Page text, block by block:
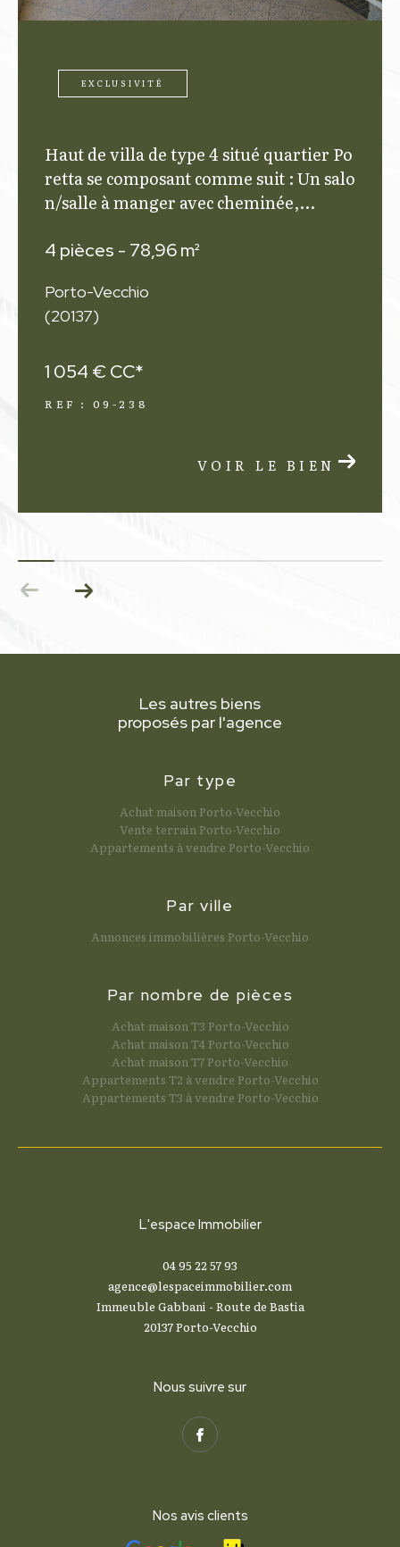
EXCLUSIVITÉ
Haut de villa de type 4 situé quartier Po
retta se composant comme suit : Un salo
n/salle à manger avec cheminée,...
4 pièces - 78,96 m²
Porto-Vecchio
(20137)
1 054 € CC*
REF : 09-238
VOIR LE BIEN
Les autres biens
proposés par l'agence
Par type
Achat maison Porto-Vecchio
Vente terrain Porto-Vecchio
Appartements à vendre Porto-Vecchio
Par ville
Annonces immobilières Porto-Vecchio
Par nombre de pièces
Achat maison T3 Porto-Vecchio
Achat maison T4 Porto-Vecchio
Achat maison T7 Porto-Vecchio
Appartements T2 à vendre Porto-Vecchio
Appartements T3 à vendre Porto-Vecchio
L'espace Immobilier
04 95 22 57 93
agence@lespaceimmobilier.com
Immeuble Gabbani - Route de Bastia
20137 Porto-Vecchio
Nous suivre sur
Nos avis clients